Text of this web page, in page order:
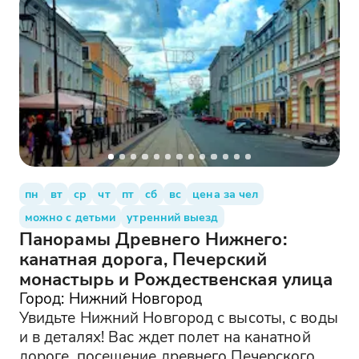
пн вт ср чт пт сб вс
цена за чел
можно с детьми
утренний выезд
Панорамы Древнего Нижнего:
канатная дорога, Печерский
монастырь и Рождественская улица
Город: Нижний Новгород
Увидьте Нижний Новгород с высоты, с воды
и в деталях! Вас ждет полет на канатной